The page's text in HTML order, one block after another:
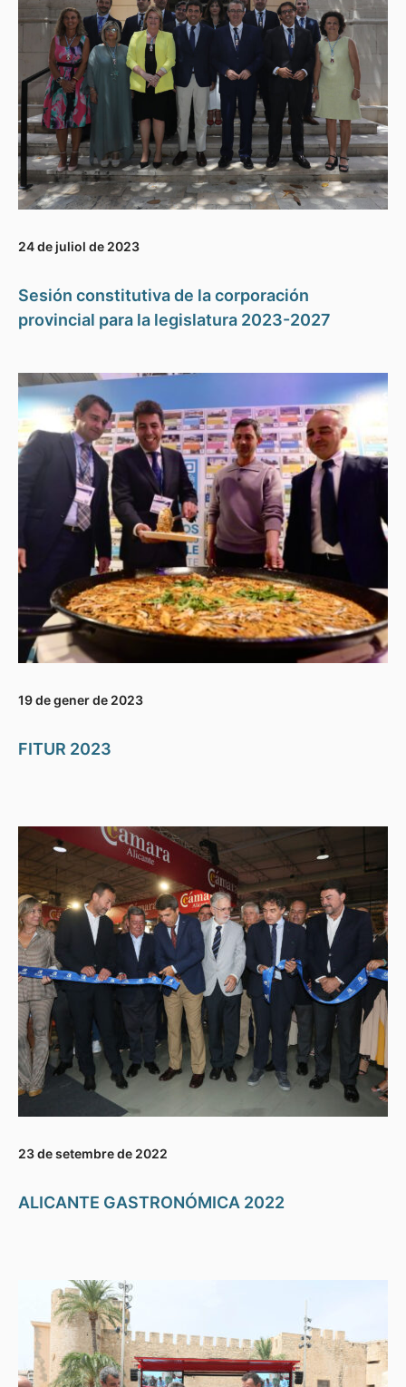
24 de juliol de 2023
Sesión constitutiva de la corporación
provincial para la legislatura 2023-2027
19 de gener de 2023
FITUR 2023
23 de setembre de 2022
ALICANTE GASTRONÓMICA 2022